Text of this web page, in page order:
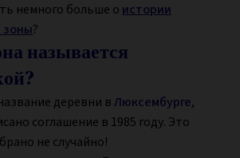
немного больше о истории
зоны?
называется
деревни вЛюксембурге,
соглашение в 1985 году. Это
не случайно!